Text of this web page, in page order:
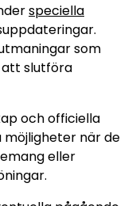
speciella
som
slutföra
och officiella
när de
eller